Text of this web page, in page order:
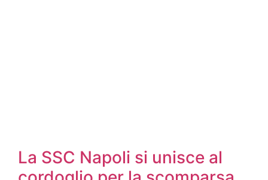
La SSC Napoli si unisce al